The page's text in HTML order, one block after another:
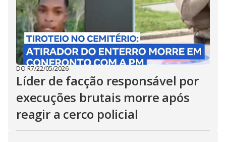
DO R7/22/05/2026
Líder de facção responsável por
execuções brutais morre após
reagir a cerco policial